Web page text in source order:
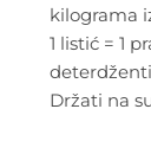
kilograma
1 listić = 1
Držati na